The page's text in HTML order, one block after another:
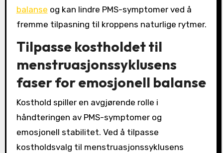
balanse og kan lindre PMS-symptomer ved å
fremme tilpasning til kroppens naturlige rytmer.
Tilpasse kostholdet til
menstruasjonssyklusens
faser for emosjonell balanse
Kosthold spiller en avgjørende rolle i
håndteringen av PMS-symptomer og
emosjonell stabilitet. Ved å tilpasse
kostholdsvalg til menstruasjonssyklusens